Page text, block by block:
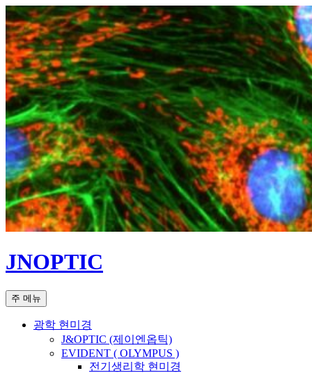
컨
텐
츠
로
건
너
뛰
기
JNOPTIC
검
색
주 메뉴
광학 현미경
J&OPTIC (제이엔옵틱)
EVIDENT ( OLYMPUS )
전기생리학 현미경